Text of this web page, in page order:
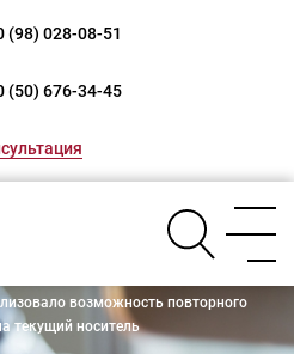
(98) 028-08-51
(50) 676-34-45
возможность повторного
текущий носитель